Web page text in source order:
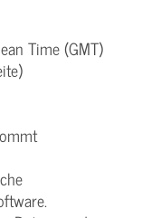
Time (GMT)